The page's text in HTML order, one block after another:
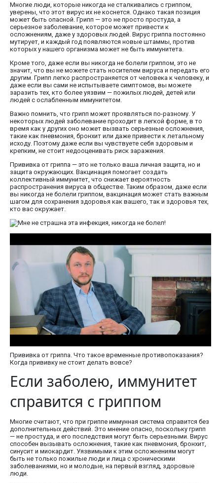
Многие люди, которые никогда не сталкивались с гриппом,
уверены, что этот вирус их не коснется. Однако такая позиция
может быть опасной. Грипп — это не просто простуда, а
серьезное заболевание, которое может привести к
осложнениям, даже у здоровых людей. Вирус гриппа постоянно
мутирует, и каждый год появляются новые штаммы, против
которых у нашего организма может не быть иммунитета.
Кроме того, даже если вы никогда не болели гриппом, это не
значит, что вы не можете стать носителем вируса и передать его
другим. Грипп легко распространяется от человека к человеку, и
даже если вы сами не испытываете симптомов, вы можете
заразить тех, кто более уязвим — пожилых людей, детей или
людей с ослабленным иммунитетом.
Важно помнить, что грипп может проявляться по-разному. У
некоторых людей заболевание проходит в легкой форме, в то
время как у других оно может вызвать серьезные осложнения,
такие как пневмония, бронхит или даже привести к летальному
исходу. Поэтому даже если вы чувствуете себя здоровым и
крепким, не стоит недооценивать риск заражения.
Прививка от гриппа — это не только ваша личная защита, но и
защита окружающих. Вакцинация помогает создать
коллективный иммунитет, что снижает вероятность
распространения вируса в обществе. Таким образом, даже если
вы никогда не болели гриппом, вакцинация может стать важным
шагом для сохранения здоровья как вашего, так и здоровья тех,
кто вас окружает.
Прививка от гриппа. Что такое временные противопоказания?
Когда прививку не стоит делать вовсе?
Если заболею, иммунитет
справится с гриппом
Многие считают, что при гриппе иммунная система справится без
дополнительных действий. Это мнение опасно, поскольку грипп
— не простуда, и его последствия могут быть серьезными. Вирус
способен вызывать осложнения, такие как пневмония, бронхит,
синусит и миокардит. Уязвимыми к этим осложнениям могут
быть не только пожилые люди и лица с хроническими
заболеваниями, но и молодые, на первый взгляд, здоровые
люди.